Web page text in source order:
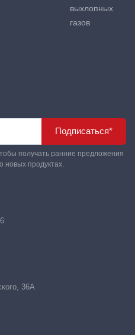
выхлопных
газов
Подписаться*
получать ранние предложения
продуктах.
36А